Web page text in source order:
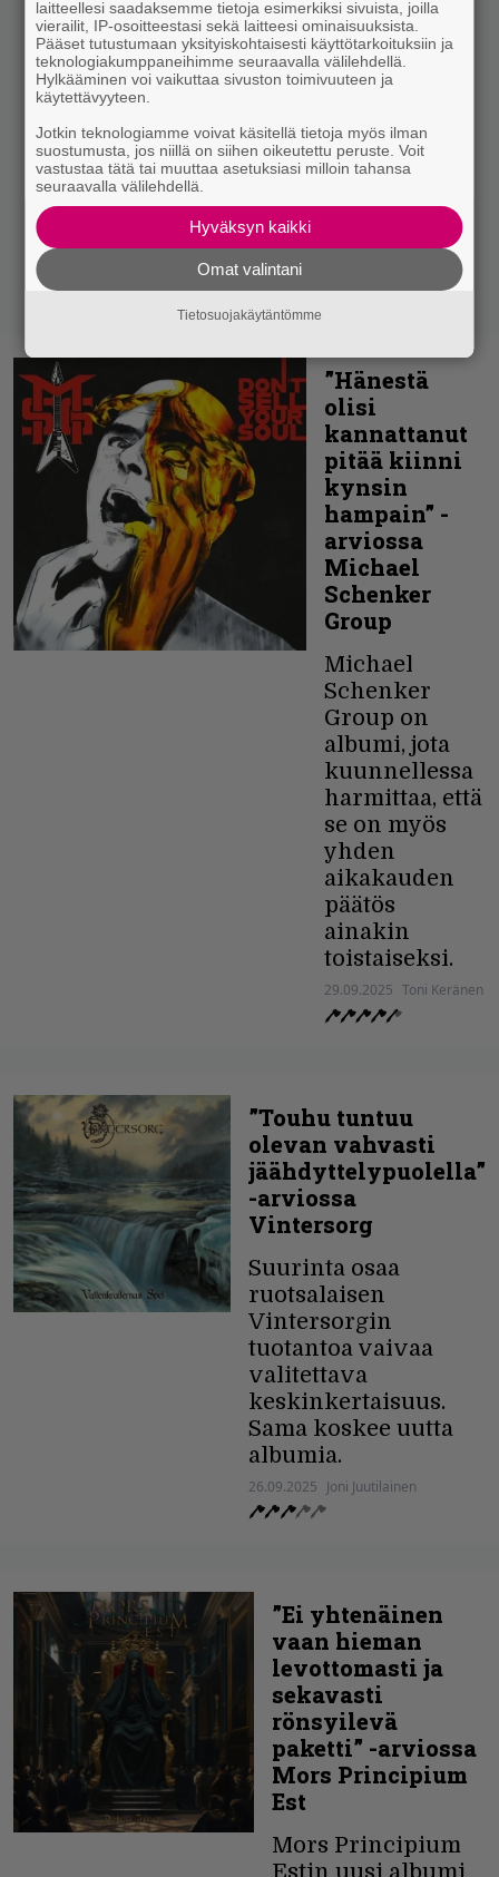
”Hänestä
olisi
kannattanut
pitää kiinni
kynsin
hampain” -
arviossa
Michael
Schenker
Group
Michael
Schenker
Group on
albumi, jota
kuunnellessa
harmittaa, että
se on myös
yhden
aikakauden
päätös
ainakin
toistaiseksi.
29.09.2025 Toni Keränen
”Touhu tuntuu
olevan vahvasti
jäähdyttelypuolella”
-arviossa
Vintersorg
Suurinta osaa
ruotsalaisen
Vintersorgin
tuotantoa vaivaa
valitettava
keskinkertaisuus.
Sama koskee uutta
albumia.
26.09.2025 Joni Juutilainen
”Ei yhtenäinen
vaan hieman
levottomasti ja
sekavasti
rönsyilevä
paketti” -arviossa
Mors Principium
Est
Mors Principium
laitteellesi saadaksemme tietoja esimerkiksi sivuista, joilla
vierailit, IP-osoitteestasi sekä laitteesi ominaisuuksista.
Pääset tutustumaan yksityiskohtaisesti käyttötarkoituksiin ja
teknologiakumppaneihimme seuraavalla välilehdellä.
Hylkääminen voi vaikuttaa sivuston toimivuuteen ja
käytettävyyteen.
Jotkin teknologiamme voivat käsitellä tietoja myös ilman
suostumusta, jos niillä on siihen oikeutettu peruste. Voit
vastustaa tätä tai muuttaa asetuksiasi milloin tahansa
seuraavalla välilehdellä.
Hyväksyn kaikki
Omat valintani
Tietosuojakäytäntömme